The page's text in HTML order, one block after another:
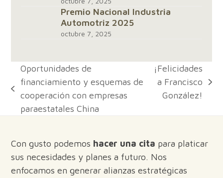
Premio Nacional Industria
Automotriz 2025
octubre 7, 2025
previous
post:
Oportunidades de
financiamiento y esquemas de
cooperación con empresas
paraestatales China
next
post:
¡Felicidades
a Francisco
González!
Con gusto podemos hacer una cita para platicar
sus necesidades y planes a futuro. Nos
enfocamos en generar alianzas estratégicas